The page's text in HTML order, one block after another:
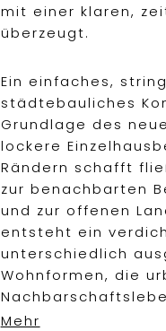
mit einer klaren,
überzeugt.
Ein einfaches,
städtebauliches
Grundlage des
lockere
Rändern schafft
zur benachbarten
und zur offenen
entsteht ein
unterschiedlich
Wohnformen, die
Mehr